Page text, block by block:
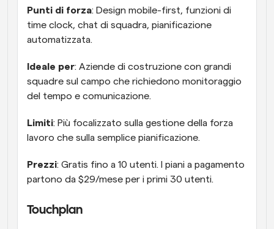
Punti di forza: Design mobile-first, funzioni di
time clock, chat di squadra, pianificazione
automatizzata.
Ideale per: Aziende di costruzione con grandi
squadre sul campo che richiedono monitoraggio
del tempo e comunicazione.
Limiti: Più focalizzato sulla gestione della forza
lavoro che sulla semplice pianificazione.
Prezzi: Gratis fino a 10 utenti. I piani a pagamento
partono da $29/mese per i primi 30 utenti.
Touchplan